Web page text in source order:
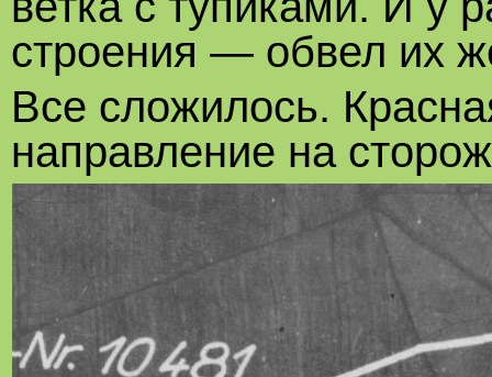
строения — обвел их
Все сложилось.
направление на